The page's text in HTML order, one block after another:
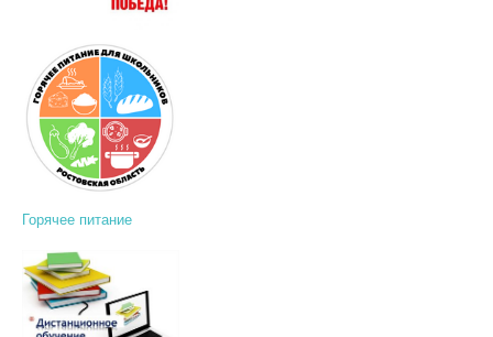
Горячее питание